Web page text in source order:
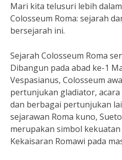
Mari kita telusuri lebih
Colosseum Roma: sejarah
bersejarah ini.
Sejarah Colosseum Roma
Dibangun pada abad ke-1
Vespasianus, Colosseum
pertunjukan gladiator,
dan berbagai pertunjukan
sejarawan Roma kuno,
merupakan simbol
Kekaisaran Romawi pada